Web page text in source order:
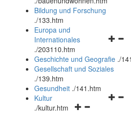
Bildung und Forschung
./133.htm
und
Europa und
Internationales
./203110.htm
Geschichte und Geografie ./
Gesellschaft und Soziales
./139.htm
Gesundheit ./141.htm
Navigationsmenü
Kultur
./kultur.htm